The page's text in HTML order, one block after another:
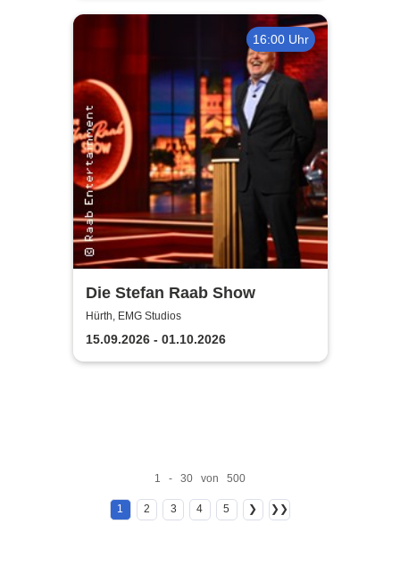
16:00 Uhr
Die Stefan Raab Show
Hürth, EMG Studios
15.09.2026 - 01.10.2026
1 - 30 von 500
1 2 3 4 5 ❯ ❯❯